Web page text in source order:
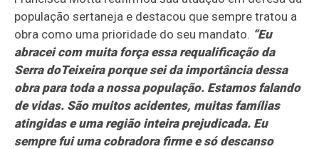
população sertaneja e destacou que sempre tratou a
obra como uma prioridade do seu mandato. “Eu
abracei com muita força essa requalificação da
Serra doTeixeira porque sei da importância dessa
obra para toda a nossa população. Estamos falando
de vidas. São muitos acidentes, muitas famílias
atingidas e uma região inteira prejudicada. Eu
sempre fui uma cobradora firme e só descanso